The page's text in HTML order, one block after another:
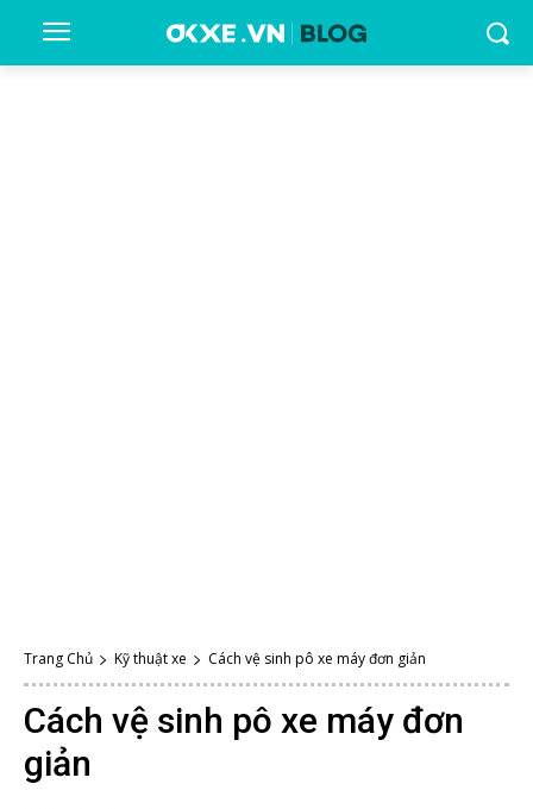
Trang Chủ Kỹ thuật xe Cách vệ sinh pô xe máy đơn giản
Cách vệ sinh pô xe máy đơn
giản